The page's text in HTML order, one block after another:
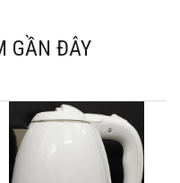
GẦN ĐÂY